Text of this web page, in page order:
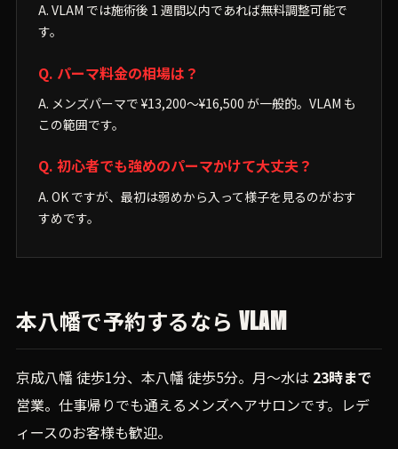
A. VLAM では施術後 1 週間以内であれば無料調整可能で
す。
Q. パーマ料金の相場は？
A. メンズパーマで ¥13,200〜¥16,500 が一般的。VLAM も
この範囲です。
Q. 初心者でも強めのパーマかけて大丈夫？
A. OK ですが、最初は弱めから入って様子を見るのがおす
すめです。
本八幡で予約するなら VLAM
京成八幡 徒歩1分、本八幡 徒歩5分。月〜水は 23時まで
営業。仕事帰りでも通えるメンズヘアサロンです。レデ
ィースのお客様も歓迎。